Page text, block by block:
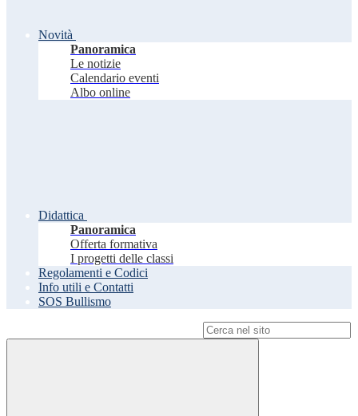
Novità
Panoramica
Le notizie
Calendario eventi
Albo online
Didattica
Panoramica
Offerta formativa
I progetti delle classi
Regolamenti e Codici
Info utili e Contatti
SOS Bullismo